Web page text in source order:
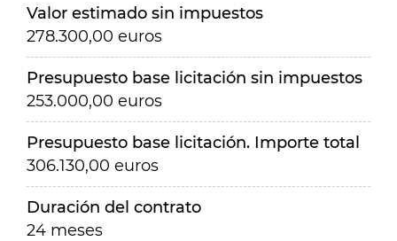
Valor estimado sin impuestos
278.300,00 euros
Presupuesto base licitación sin impuestos
253.000,00 euros
Presupuesto base licitación. Importe total
306.130,00 euros
Duración del contrato
24 meses